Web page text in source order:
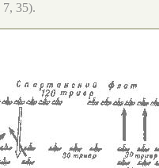
35).